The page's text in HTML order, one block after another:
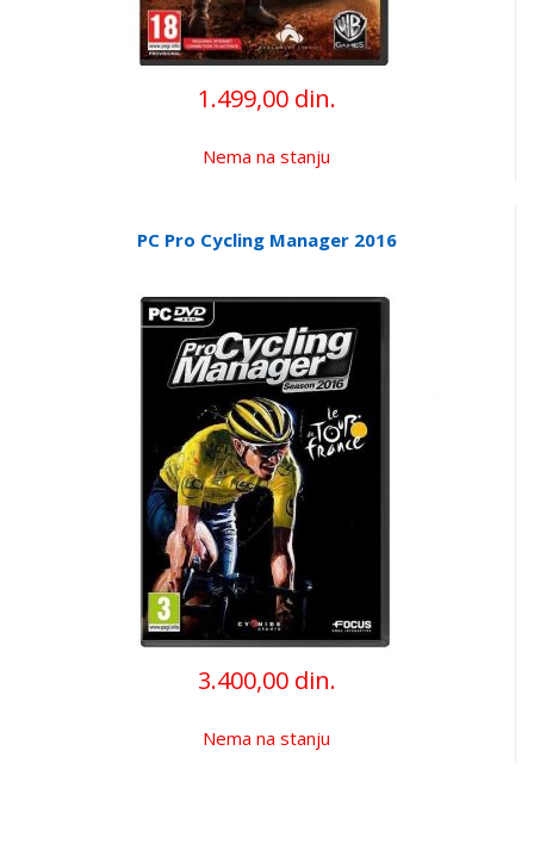
1.499,00 din.
Nema na stanju
PC Pro Cycling Manager 2016
3.400,00 din.
Nema na stanju